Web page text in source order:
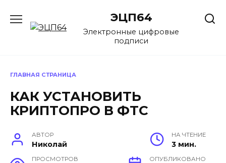
содержанию
ЭЦП64
Электронные цифровые
подписи
ГЛАВНАЯ СТРАНИЦА
КАК УСТАНОВИТЬ
КРИПТОПРО В ФТС
АВТОР
Николай
НА ЧТЕНИЕ
3 мин.
ПРОСМОТРОВ ОПУБЛИКОВАНО